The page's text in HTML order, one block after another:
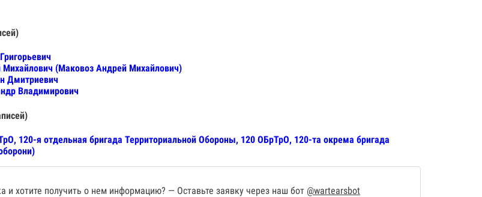
Михайлович (Маковоз Андрей Михайлович)
Дмитриевич
Владимирович
120-я отдельная бригада Территориальной Обороны, 120 ОБрТрО, 120-та окрема бригада
и хотите получить о нем информацию? — Оставьте заявку через наш бот @wartearsbot